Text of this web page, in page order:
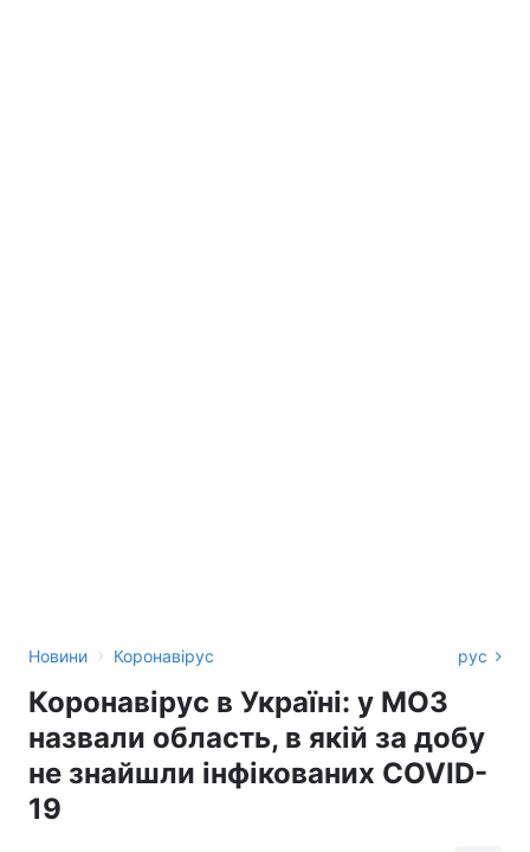
Новини › Коронавірус рус
Коронавірус в Україні: у МОЗ
назвали область, в якій за добу
не знайшли інфікованих COVID-
19